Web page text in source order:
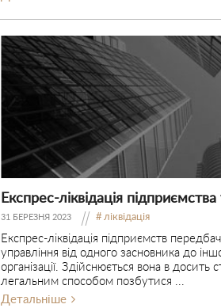
Експрес-ліквідація підприємства
31 БЕРЕЗНЯ 2023 ліквідація
Експрес-ліквідація підприємств
управління від одного засновника до
організації. Здійснюється вона в
легальним способом позбутися ...
Детальніше